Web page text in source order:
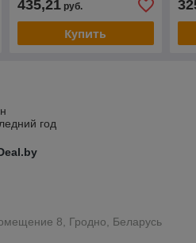
435,21руб.
Купить
год
8, Гродно, Беларусь